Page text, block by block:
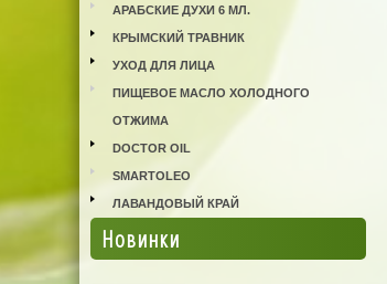
АРАБСКИЕ ДУХИ 6 МЛ.
КРЫМСКИЙ ТРАВНИК
УХОД ДЛЯ ЛИЦА
ПИЩЕВОЕ МАСЛО ХОЛОДНОГО
ОТЖИМА
DOCTOR OIL
SMARTOLEO
ЛАВАНДОВЫЙ КРАЙ
Новинки